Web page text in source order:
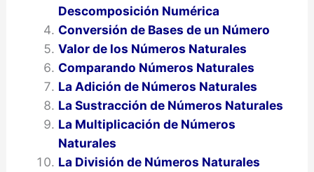
Descomposición Numérica
Conversión de Bases de un Número
Valor de los Números Naturales
Comparando Números Naturales
La Adición de Números Naturales
La Sustracción de Números Naturales
La Multiplicación de Números
Naturales
La División de Números Naturales